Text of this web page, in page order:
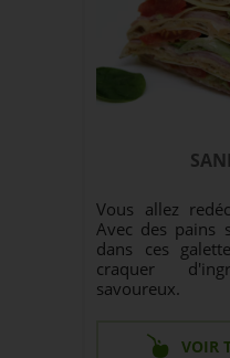
Vous allez
Avec des pains
dans ces
craquer
savoureux.
VOIR